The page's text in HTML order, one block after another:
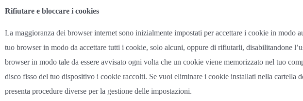
Rifiutare e bloccare i cookies
La maggioranza dei browser internet sono inizialmente impostati per accettare i cookie in
tuo browser in modo da accettare tutti i cookie, solo alcuni, oppure di rifiutarli, disabilitandone
browser in modo tale da essere avvisato ogni volta che un cookie viene memorizzato nel tuo
disco fisso del tuo dispositivo i cookie raccolti. Se vuoi eliminare i cookie installati nella cartella
presenta procedure diverse per la gestione delle impostazioni.